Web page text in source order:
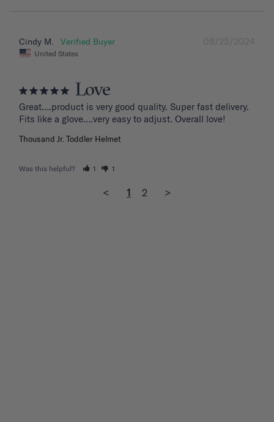
08/23/2024
Cindy M.
United States
Love
Great….product is very good quality. Super fast delivery.
Fits like a glove….very easy to adjust. Overall love!
Thousand Jr. Toddler Helmet
Was this helpful? 1 1
< 1 2 >